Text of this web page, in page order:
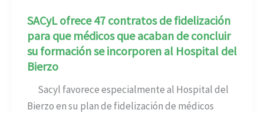
SACyL ofrece 47 contratos de fidelización
para que médicos que acaban de concluir
su formación se incorporen al Hospital del
Bierzo
Sacyl favorece especialmente al Hospital del
Bierzo en su plan de fidelización de médicos